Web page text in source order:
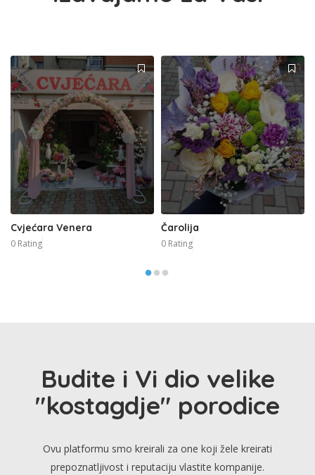
Cvjećara Venera
0 Rating
Čarolija
0 Rating
Budite i Vi dio velike
"kostagdje" porodice
Ovu platformu smo kreirali za one koji žele kreirati
prepoznatljivost i reputaciju vlastite kompanije.